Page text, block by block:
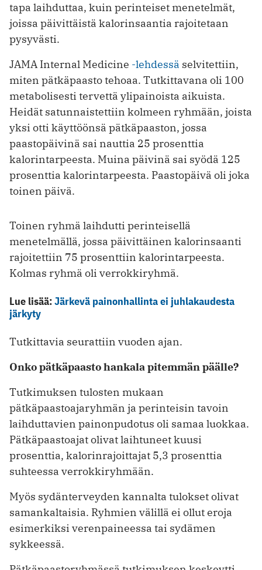
tapa laihduttaa, kuin perinteiset menetelmät,
joissa päivittäistä kalorinsaantia rajoitetaan
pysyvästi.
JAMA Internal Medicine -lehdessä selvitettiin,
miten pätkäpaasto tehoaa. Tutkittavana oli 100
metabolisesti tervettä ylipainoista aikuista.
Heidät satunnaistettiin kolmeen ryhmään, joista
yksi otti käyttöönsä pätkäpaaston, jossa
paastopäivinä sai nauttia 25 prosenttia
kalorintarpeesta. Muina päivinä sai syödä 125
prosenttia kalorintarpeesta. Paastopäivä oli joka
toinen päivä.
Toinen ryhmä laihdutti perinteisellä
menetelmällä, jossa päivittäinen kalorinsaanti
rajoitettiin 75 prosenttiin kalorintarpeesta.
Kolmas ryhmä oli verrokkiryhmä.
Lue lisää:Järkevä painonhallinta ei juhlakaudesta
järkyty
Tutkittavia seurattiin vuoden ajan.
Onko pätkäpaasto hankala pitemmän päälle?
Tutkimuksen tulosten mukaan
pätkäpaastoajaryhmän ja perinteisin tavoin
laihduttavien painonpudotus oli samaa luokkaa.
Pätkäpaastoajat olivat laihtuneet kuusi
prosenttia, kalorinrajoittajat 5,3 prosenttia
suhteessa verrokkiryhmään.
Myös sydänterveyden kannalta tulokset olivat
samankaltaisia. Ryhmien välillä ei ollut eroja
esimerkiksi verenpaineessa tai sydämen
sykkeessä.